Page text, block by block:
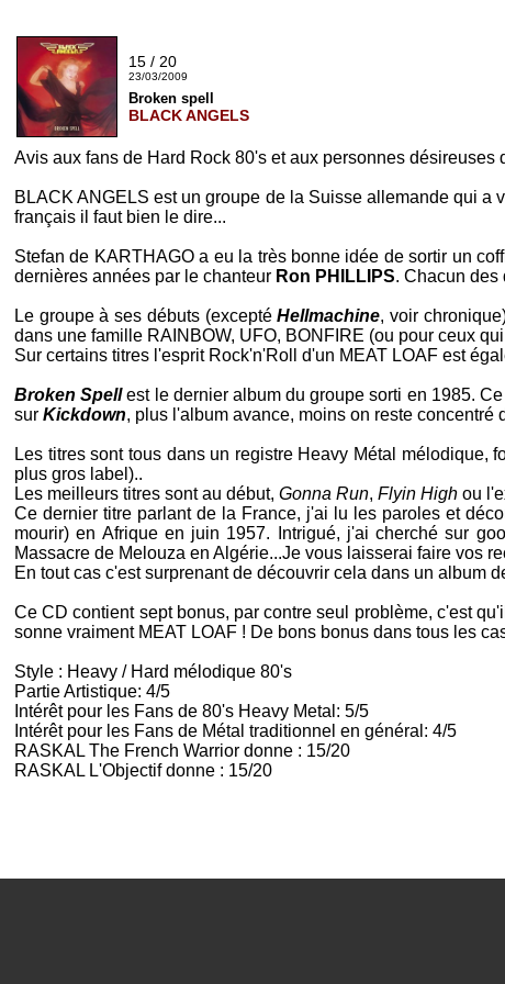
15 / 20
23/03/2009
Broken spell
BLACK ANGELS
Avis aux fans de Hard Rock 80's et aux personnes
BLACK ANGELSest un groupe de la Suisse allemande qui a
français il faut bien le dire...
Stefan de KARTHAGOa eu la très bonne idée de sortir un
dernières années par le chanteur Ron PHILLIPS. Chacun des
Le groupe à ses débuts (exceptéHellmachine, voir
dans une famille RAINBOW, UFO, BONFIRE (ou pour ceux
Sur certains titres l'esprit Rock'n'Roll d'un MEAT LOAF est
Broken Spellest le dernier album du groupe sorti en 1985.
sur Kickdown, plus l'album avance, moins on reste
Les titres sont tous dans un registre Heavy Métal mélodique,
plus gros label)..
Les meilleurs titres sont au début, Gonna Run, Flyin High ou
Ce dernier titre parlant de la France, j'ai lu les paroles et
mourir) en Afrique en juin 1957. Intrigué, j'ai cherché sur
Massacre de Melouza en Algérie...Je vous laisserai faire vos
En tout cas c'est surprenant de découvrir cela dans un album
Ce CD contient sept bonus, par contre seul problème, c'est
sonne vraiment MEAT LOAF ! De bons bonus dans tous les
Style : Heavy / Hard mélodique 80's
Partie Artistique: 4/5
Intérêt pour les Fans de 80's Heavy Metal: 5/5
Intérêt pour les Fans de Métal traditionnel en général: 4/5
RASKAL The French Warrior donne : 15/20
RASKAL L'Objectif donne : 15/20